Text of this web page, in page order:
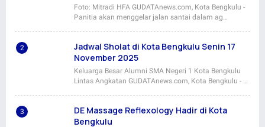
Foto: Mitradi HFA GUDATAnews.com, Kota Bengkulu -
Panitia akan menggelar jalan santai dalam ag…
Jadwal Sholat di Kota Bengkulu Senin 17
November 2025
Keluarga Besar Alumni SMA Negeri 1 Kota Bengkulu
Lintas Angkatan GUDATAnews.com, Kota Bengkulu - …
DE Massage Reflexology Hadir di Kota
Bengkulu